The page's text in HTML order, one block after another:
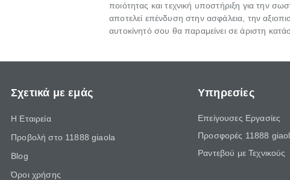
ποιότητας και τεχνική υποστήριξη για την
αποτελεί επένδυση στην ασφάλεια, την
αυτοκίνητό σου θα παραμείνει σε άριστη
Σχετικά με εμάς
Η Εταιρεία
Προβολή στο 11888 giaola
Blog
Όροι χρήσης
Υπηρεσίες
Επείγουσες Εργασίες
Προσφορές 11888
Ραντεβού με Τεχνικούς